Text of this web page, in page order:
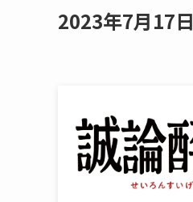
2023年7月17日